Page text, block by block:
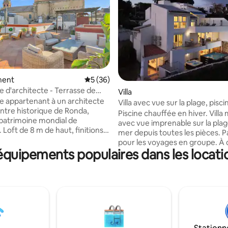
la base de 194 commentaires : 5 sur 5Évaluation moyenne sur la base de 36
5 (36)
d'architecte - Terrasse de
appartenant à un architecte
historique de Ronda,
mondial de
Cuisine
dédié, équipement de
sous la douche extérieure
serrure
Villa
Villa avec vue sur la plage,
et jacuzzi.
Piscine chauffée en hiver. Villa
avec vue imprenable sur la
mer depuis toutes les pièces.
pour les voyages en groupe. À distance
de marche de marche de la
restaurants, des parcs, des
chauffé. Elle est proche de divers
équipements, avec plusieurs
populaires dans les